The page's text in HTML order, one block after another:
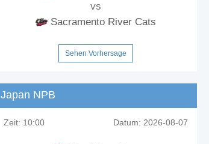
vs
Sacramento River Cats
Sehen Vorhersage
Japan NPB
Zeit: 10:00 Datum: 2026-08-07